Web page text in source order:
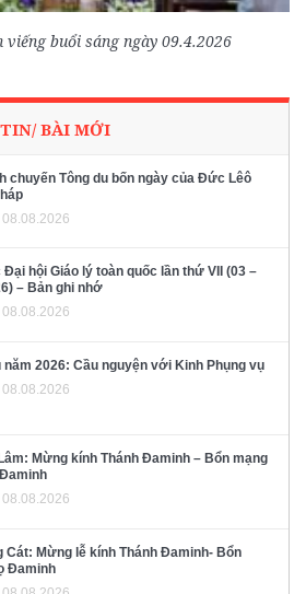
viếng buổi sáng ngày 09.4.2026
TIN/ BÀI MỚI
chuyến Tông du bốn ngày của Đức Lêô
Đại hội Giáo lý toàn quốc lần thứ VII (03 –
– Bản ghi nhớ
năm 2026: Cầu nguyện với Kinh Phụng vụ
Mừng kính Thánh Đaminh – Bổn mạng
Cát: Mừng lễ kính Thánh Đaminh- Bổn
Đaminh